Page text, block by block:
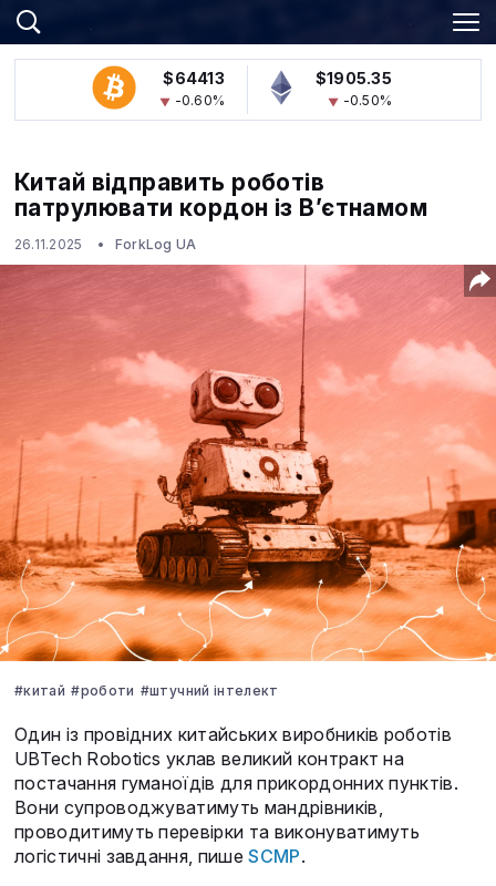
$64413
-0.60%
$1905.35
-0.50%
Китай відправить роботів
патрулювати кордон із В’єтнамом
26.11.2025 ForkLog UA
#китай #роботи #штучний інтелект
Один із провідних китайських виробників роботів
UBTech Robotics уклав великий контракт на
постачання гуманоїдів для прикордонних пунктів.
Вони супроводжуватимуть мандрівників,
проводитимуть перевірки та виконуватимуть
логістичні завдання, пишеSCMP.